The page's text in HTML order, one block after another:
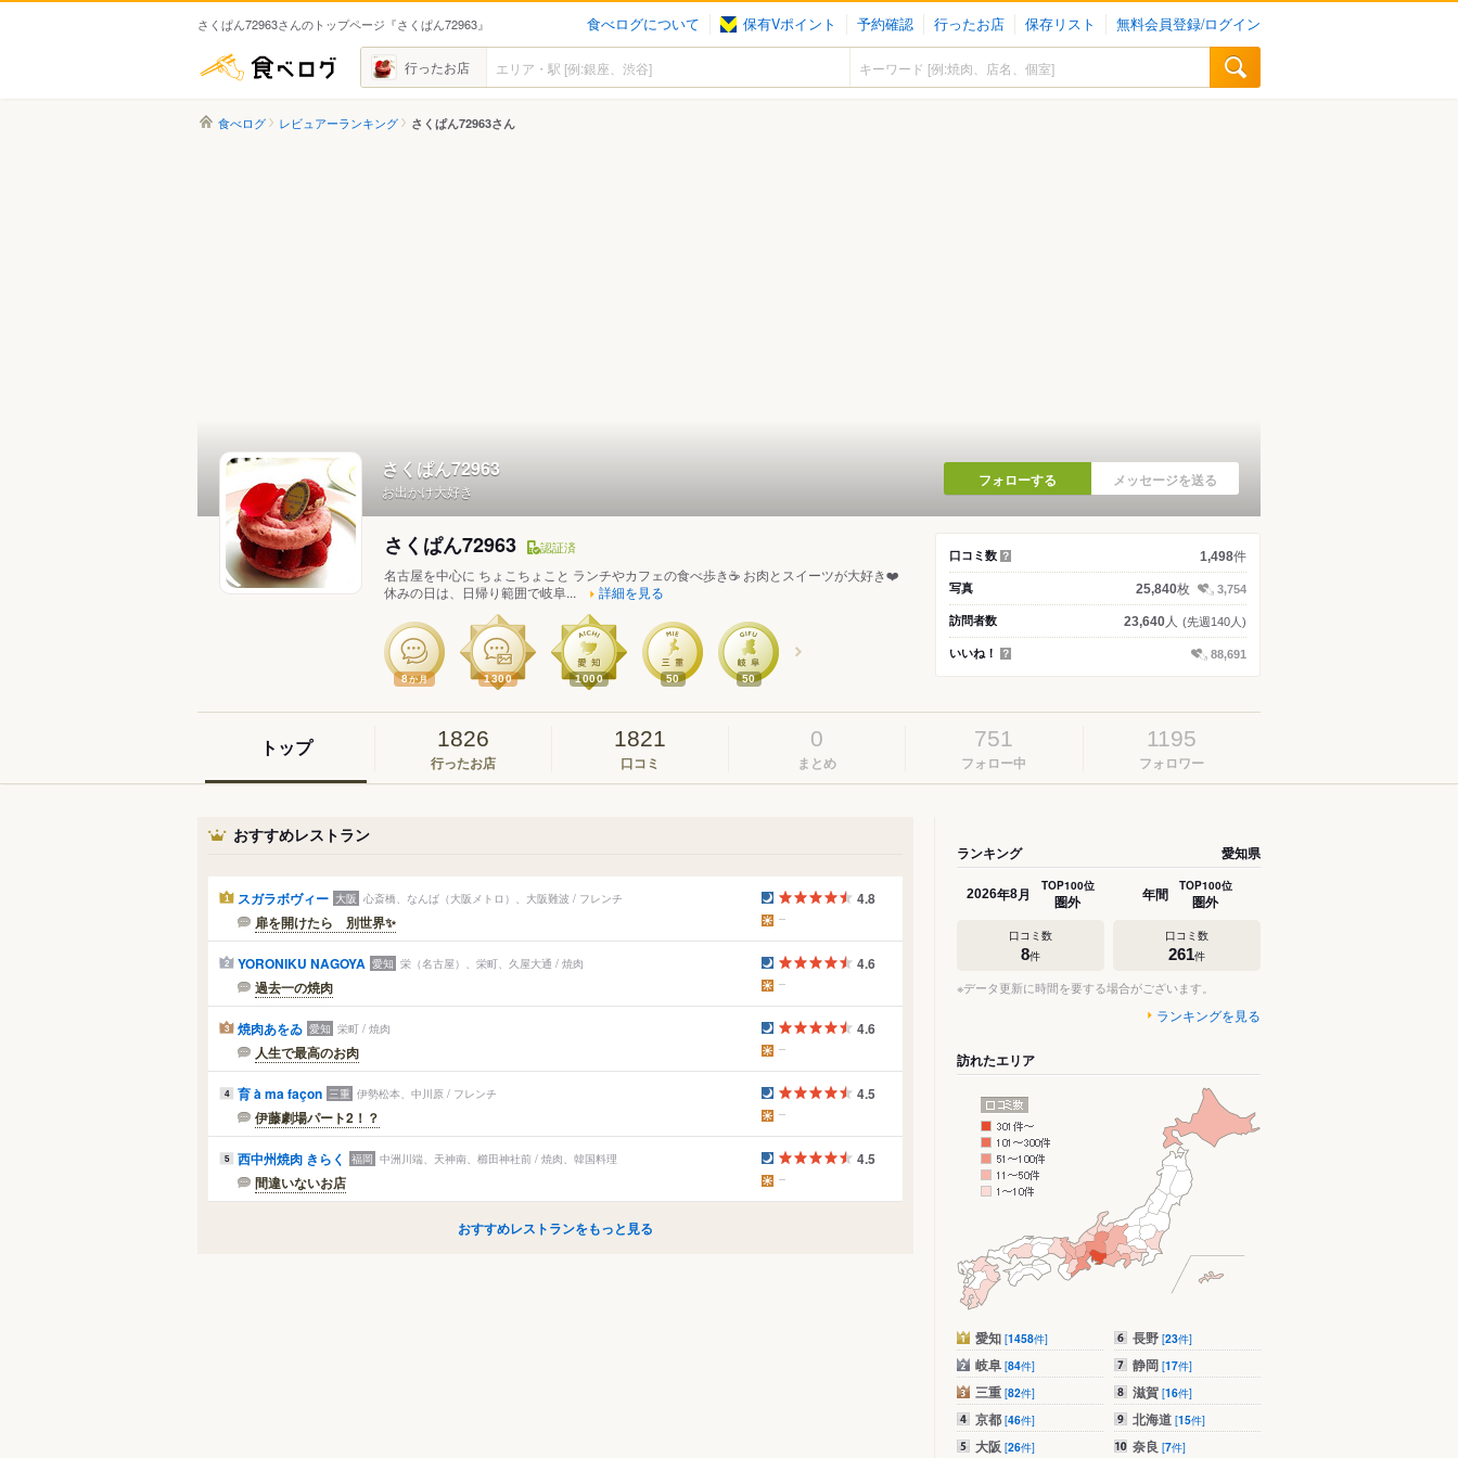
さくぱん72963さんのトップページ『さくぱん72963』 食べログについて 保有Vポイント 予約確認 行ったお店 保存リスト 無料会員登録/ログイン
食べログ 行ったお店
食べログ レビュアーランキング さくぱん72963さん
さくぱん72963
お出かけ大好き
フォローする メッセージを送る
さくぱん72963 認証済
名古屋を中心に ちょこちょこと ランチやカフェの食べ歩き☕️ お肉とスイーツが大好き❤️
休みの日は、日帰り範囲で岐阜...
詳細を見る
8か月 1300 1000 50 50
口コミ数 ？ 1,498件
写真 25,840枚 3,754
訪問者数 23,640人 (先週140人)
いいね！ ？ 88,691
トップ 1826
行ったお店
1821
口コミ
0
まとめ
751
フォロー中
1195
フォロワー
おすすめレストラン
1 スガラボヴィー 大阪 心斎橋、なんば（大阪メトロ）、大阪難波 / フレンチ
扉を開けたら 別世界✨
4.8
2 YORONIKU NAGOYA 愛知 栄（名古屋）、栄町、久屋大通 / 焼肉
過去一の焼肉
4.6
3 焼肉あをゐ 愛知 栄町 / 焼肉
人生で最高のお肉
4.6
4 育 à ma façon 三重 伊勢松本、中川原 / フレンチ
伊藤劇場パート2！？
4.5
5 西中州焼肉 きらく 福岡 中洲川端、天神南、櫛田神社前 / 焼肉、韓国料理
間違いないお店
4.5
おすすめレストランをもっと見る
ランキング 愛知県
2026年8月 TOP100位
圏外
口コミ数
8件
年間 TOP100位
圏外
口コミ数
261件
※データ更新に時間を要する場合がございます。
ランキングを見る
訪れたエリア
愛知 [1458件]
岐阜 [84件]
三重 [82件]
京都 [46件]
大阪 [26件]
長野 [23件]
静岡 [17件]
滋賀 [16件]
北海道 [15件]
奈良 [7件]